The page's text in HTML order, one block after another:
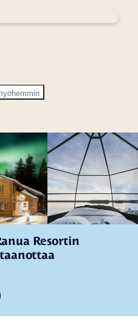
Resortin